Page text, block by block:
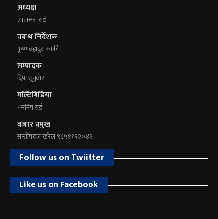
अध्यक्ष
लालसरा राई
प्रबन्ध निर्देशक
कृष्णबहादुर कार्की
सम्पादक
दिपा सुनुवार
मल्टिमिडिया
- मनिष राई
बजार प्रमुख
सन्तोषराज खरेल ९८५११९२०४२
Follow us on Twiitter
Like us on Facebook